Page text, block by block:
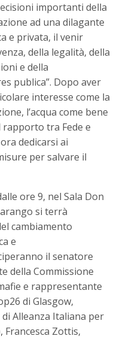
importanti della
ad una dilagante
e privata, il venir
della legalità, della
e della
publica”. Dopo aver
interesse come la
l’acqua come bene
rapporto tra Fede e
dedicarsi ai
per salvare il
ore 9, nel Sala Don
si terrà
cambiamento
e
il senatore
della Commissione
e rappresentante
di Glasgow,
Alleanza Italiana per
Francesca Zottis,